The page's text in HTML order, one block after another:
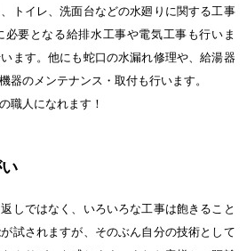
トイレ、洗面台などの水廻りに関する工事
要となる給排水工事や電気工事も行いま
ます。他にも蛇口の水漏れ修理や、給湯器
器のメンテナンス・取付も行います。
職人になれます！
しではなく、いろいろな工事は飽きること
試されますが、そのぶん自分の技術として